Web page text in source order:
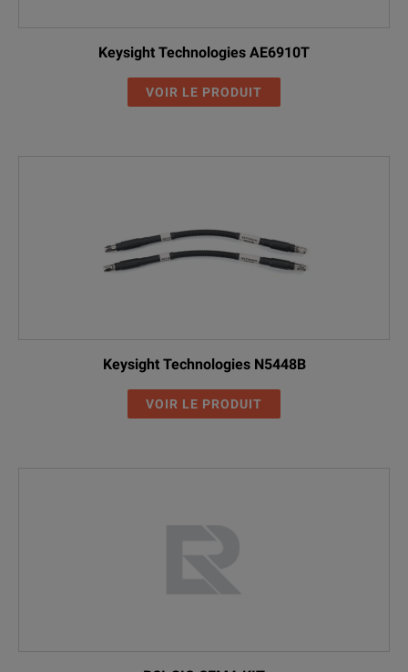
Keysight Technologies AE6910T
VOIR LE PRODUIT
Keysight Technologies N5448B
VOIR LE PRODUIT